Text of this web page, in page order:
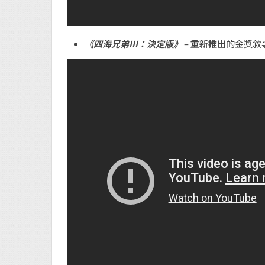
《四海兄弟III：決定版》 –重新推出的金獎敘